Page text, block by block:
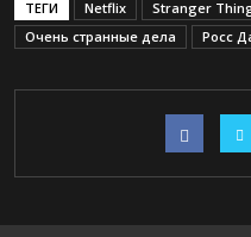
ТЕГИ Netflix Stranger
Очень странные дела
Росс